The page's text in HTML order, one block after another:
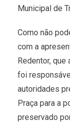
Municipal de
Como não
com a
Redentor,
foi
autoridades
Praça para a
preservado